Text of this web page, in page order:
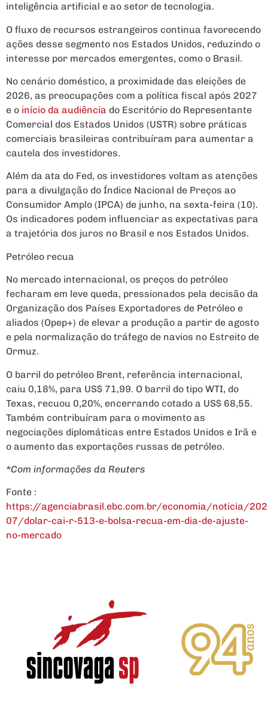
inteligência artificial e ao setor de tecnologia.
O fluxo de recursos estrangeiros continua favorecendo
ações desse segmento nos Estados Unidos, reduzindo o
interesse por mercados emergentes, como o Brasil.
No cenário doméstico, a proximidade das eleições de
2026, as preocupações com a política fiscal após 2027
e o início da audiência do Escritório do Representante
Comercial dos Estados Unidos (USTR) sobre práticas
comerciais brasileiras contribuíram para aumentar a
cautela dos investidores.
Além da ata do Fed, os investidores voltam as atenções
para a divulgação do Índice Nacional de Preços ao
Consumidor Amplo (IPCA) de junho, na sexta-feira (10).
Os indicadores podem influenciar as expectativas para
a trajetória dos juros no Brasil e nos Estados Unidos.
Petróleo recua
No mercado internacional, os preços do petróleo
fecharam em leve queda, pressionados pela decisão da
Organização dos Países Exportadores de Petróleo e
aliados (Opep+) de elevar a produção a partir de agosto
e pela normalização do tráfego de navios no Estreito de
Ormuz.
O barril do petróleo Brent, referência internacional,
caiu 0,18%, para US$ 71,99. O barril do tipo WTI, do
Texas, recuou 0,20%, encerrando cotado a US$ 68,55.
Também contribuíram para o movimento as
negociações diplomáticas entre Estados Unidos e Irã e
o aumento das exportações russas de petróleo.
*Com informações da Reuters
Fonte :
https://agenciabrasil.ebc.com.br/economia/noticia/
07/dolar-cai-r-513-e-bolsa-recua-em-dia-de-ajuste-
no-mercado